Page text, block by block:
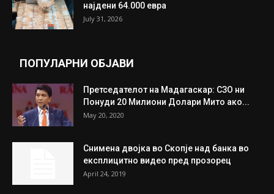
најдени 64.000 евра
July 31, 2026
ПОПУЛАРНИ ОБЈАВИ
Претседателот на Мадагаскар: СЗО ни
Понуди 20 Милиони Долари Мито ако...
May 20, 2020
Снимена двојка во Скопје над банка во
експлицитно видео пред прозорец
April 24, 2019